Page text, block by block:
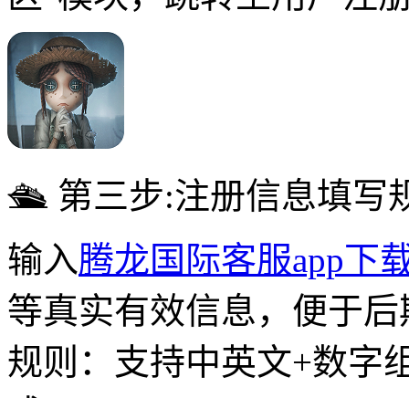
🛳 第三步:注册信息填写
输入腾龙国际客服app下
等真实有效信息，便于
规则：支持中英文+数字